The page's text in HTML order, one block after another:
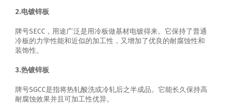
2.电镀锌板
牌号SECC，用途广泛是用冷板做基材电镀得来。它保持了普通
冷板的力学性能和近似的加工性，又增加了优良的耐腐蚀性和
装饰性。
3.热镀锌板
牌号SGCC是指将热轧酸洗或冷轧后之半成品。它能长久保持高
耐腐蚀效果并且可加工性优异。